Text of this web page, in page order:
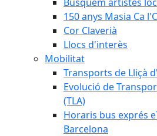
150 anys Masia Ca
Cor Claverià
Llocs d'interès
Mobilitat
Transports de Lliçà
Evolució de
(TLA)
Horaris bus exprés
Barcelona